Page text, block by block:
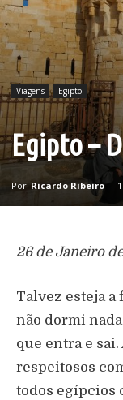
Viagens Egipto
Egipto –
Por Ricardo Ribeiro -
26 de Janeiro
Talvez esteja a
não dormi
que entra e
respeitosos
todos egípcios